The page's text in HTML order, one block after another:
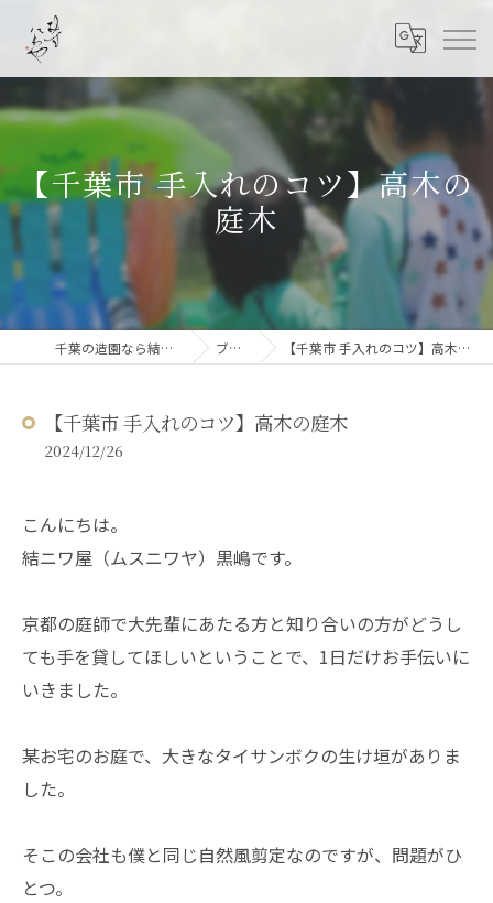
【千葉市 手入れのコツ】高木の
庭木
千葉の造園なら結ニワ屋 ブログ 【千葉市 手入れのコツ】高木の庭木
【千葉市 手入れのコツ】高木の庭木
2024/12/26
こんにちは。
結ニワ屋（ムスニワヤ）黒嶋です。
京都の庭師で大先輩にあたる方と知り合いの方がどうし
ても手を貸してほしいということで、1日だけお手伝いに
いきました。
某お宅のお庭で、大きなタイサンボクの生け垣がありま
した。
そこの会社も僕と同じ自然風剪定なのですが、問題がひ
とつ。